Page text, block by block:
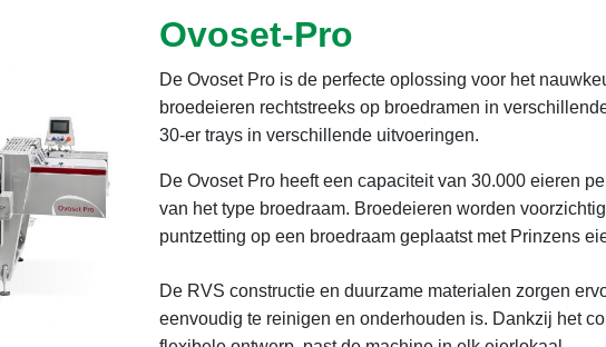
Ovoset-Pro
De Ovoset Pro is de perfecte oplossing voor het
broedeieren rechtstreeks op broedramen in
30-er trays in verschillende uitvoeringen.
De Ovoset Pro heeft een capaciteit van 30.000 eieren
van het type broedraam. Broedeieren worden
puntzetting op een broedraam geplaatst met Prinzens
De RVS constructie en duurzame materialen zorgen
eenvoudig te reinigen en onderhouden is. Dankzij het